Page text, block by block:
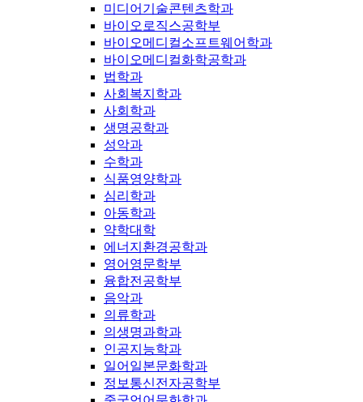
미디어기술콘텐츠학과
바이오로직스공학부
바이오메디컬소프트웨어학과
바이오메디컬화학공학과
법학과
사회복지학과
사회학과
생명공학과
성악과
수학과
식품영양학과
심리학과
아동학과
약학대학
에너지환경공학과
영어영문학부
융합전공학부
음악과
의류학과
의생명과학과
인공지능학과
일어일본문화학과
정보통신전자공학부